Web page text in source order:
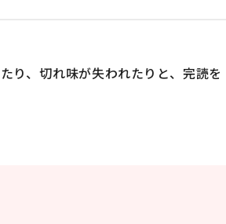
り、切れ味が失われたりと、完読を